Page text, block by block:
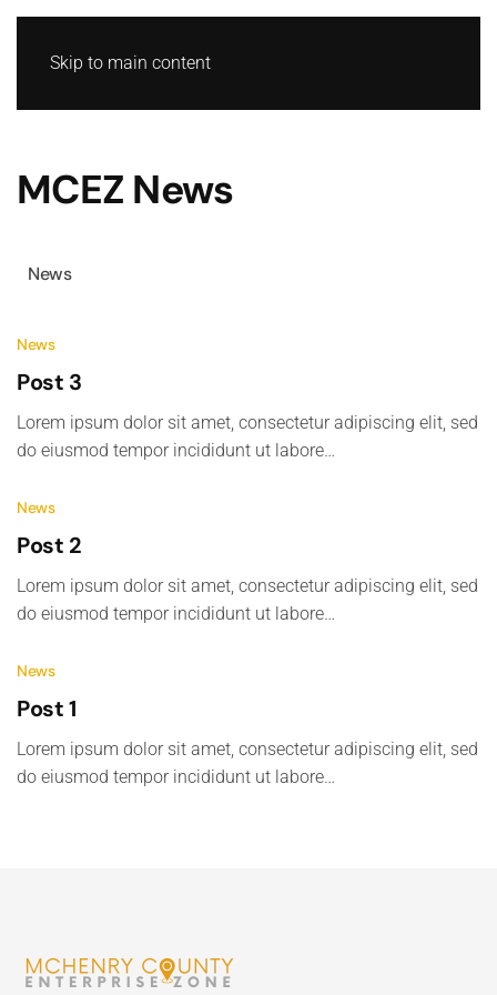
Skip to main content
MCEZ News
News
News
Post 3
Lorem ipsum dolor sit amet, consectetur adipiscing elit, sed
do eiusmod tempor incididunt ut labore…
News
Post 2
Lorem ipsum dolor sit amet, consectetur adipiscing elit, sed
do eiusmod tempor incididunt ut labore…
News
Post 1
Lorem ipsum dolor sit amet, consectetur adipiscing elit, sed
do eiusmod tempor incididunt ut labore…